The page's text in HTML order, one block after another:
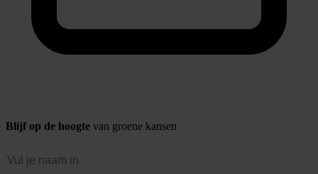
Blijf op de hoogte van groene kansen